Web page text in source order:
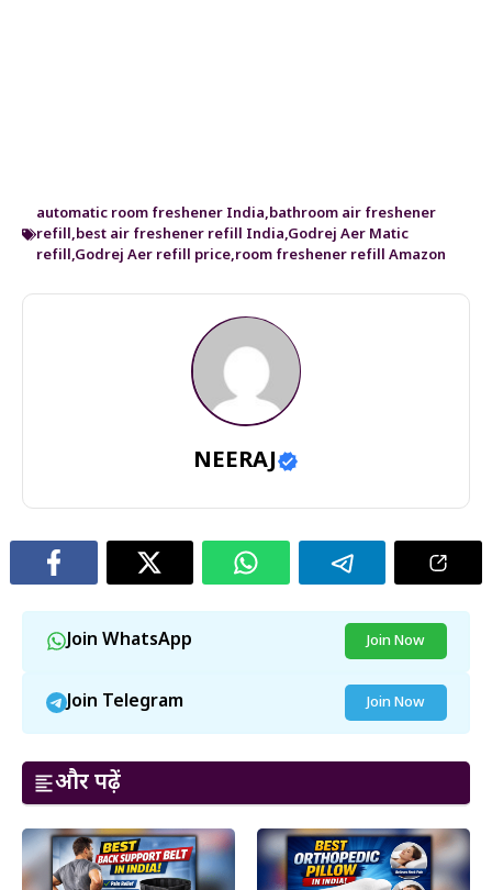
automatic room freshener India,bathroom air freshener
refill,best air freshener refill India,Godrej Aer Matic
refill,Godrej Aer refill price,room freshener refill Amazon
NEERAJ
Join WhatsApp Join Now
Join Telegram Join Now
और पढ़ें